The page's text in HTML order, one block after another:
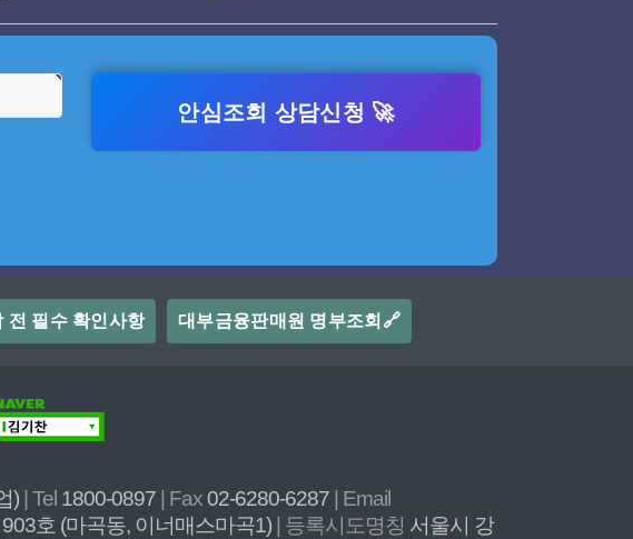
안심조회 상담신청 🚀
전 필수 확인사항 대부금융판매원 명부조회🔗
) | Tel 1800-0897 | Fax02-6280-6287
| Email
호 (마곡동, 이너매스마곡1) | 등록시도명칭 서울시 강